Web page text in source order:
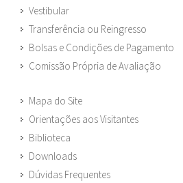
Vestibular
Transferência ou Reingresso
Bolsas e Condições de Pagamento
Comissão Própria de Avaliação
Mapa do Site
Orientações aos Visitantes
Biblioteca
Downloads
Dúvidas Frequentes